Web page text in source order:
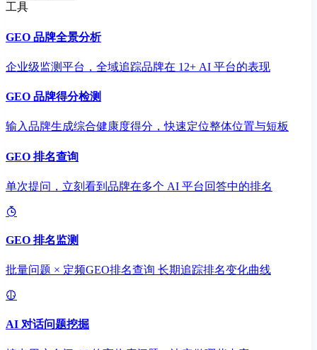
工具
GEO 品牌全景分析
企业级监测平台，全域追踪品牌在 12+ AI 平台的表现
GEO 品牌得分检测
输入品牌生成综合健康度得分，快速定位整体位置与短板
GEO 排名查询
单次提问，立刻看到品牌在多个 AI 平台回答中的排名
GEO 排名监测
批量问题 × 定频GEO排名查询 长期追踪排名变化曲线
AI 对话问题挖掘